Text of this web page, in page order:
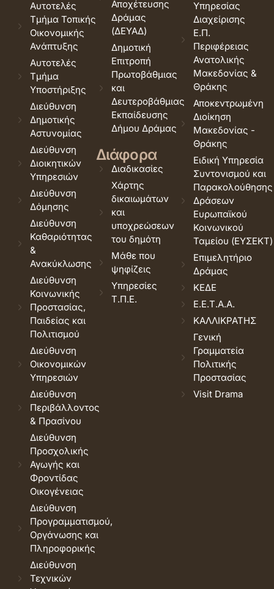
Αυτοτελές
Τμήμα Τοπικής
Οικονομικής
Ανάπτυξης
Αυτοτελές
Τμήμα
Υποστήριξης
Διεύθυνση
Δημοτικής
Αστυνομίας
Διεύθυνση
Διοικητικών
Υπηρεσιών
Διεύθυνση
Δόμησης
Διεύθυνση
Καθαριότητας
&
Ανακύκλωσης
Διεύθυνση
Κοινωνικής
Προστασίας,
Παιδείας και
Πολιτισμού
Διεύθυνση
Οικονομικών
Υπηρεσιών
Διεύθυνση
Περιβάλλοντος
& Πρασίνου
Διεύθυνση
Προσχολικής
Αγωγής και
Φροντίδας
Οικογένειας
Διεύθυνση
Προγραμματισμού,
Οργάνωσης και
Πληροφορικής
Διεύθυνση
Τεχνικών
Αποχέτευσης
Δράμας
(ΔΕΥΑΔ)
Δημοτική
Επιτροπή
Πρωτοβάθμιας
και
Δευτεροβάθμιας
Εκπαίδευσης
Δήμου Δράμας
Διάφορα
Διαδικασίες
Χάρτης
δικαιωμάτων
και
υποχρεώσεων
του δημότη
Μάθε που
ψηφίζεις
Υπηρεσίες
Τ.Π.Ε.
Υπηρεσίας
Διαχείρισης
Ε.Π.
Περιφέρειας
Ανατολικής
Μακεδονίας &
Θράκης
Αποκεντρωμένη
Διοίκηση
Μακεδονίας -
Θράκης
Ειδική Υπηρεσία
Συντονισμού και
Παρακολούθησης
Δράσεων
Ευρωπαϊκού
Κοινωνικού
Ταμείου (ΕΥΣΕΚΤ)
Επιμελητήριο
Δράμας
ΚΕΔΕ
Ε.Ε.Τ.Α.Α.
ΚΑΛΛΙΚΡΑΤΗΣ
Γενική
Γραμματεία
Πολιτικής
Προστασίας
Visit Drama